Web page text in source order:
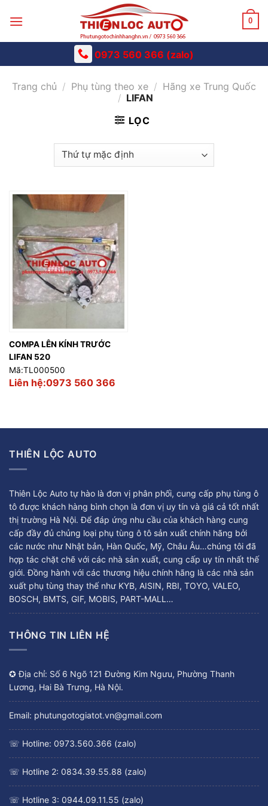
0
0973 560 366 (zalo)
Trang chủ / Phụ tùng theo xe / Hãng xe Trung Quốc
/ LIFAN
LỌC
COMPA LÊN KÍNH TRƯỚC
LIFAN 520
Mã:TL000500
Liên hệ:0973 560 366
THIÊN LỘC AUTO
Thiên Lộc Auto tự hào là đơn vị phân phối, cung cấp phụ tùng ô
tô được khách hàng bình chọn là đơn vị uy tín và giá cả tốt nhất
thị trường Hà Nội. Để đáp ứng nhu cầu của khách hàng cung
cấp đầy đủ chủng loại phụ tùng ô tô sản xuất chính hãng bởi
các nước như Nhật bản, Hàn Quốc, Mỹ, Châu Âu…chúng tôi đã
hợp tác chặt chẽ với các nhà sản xuất, cung cấp uy tín nhất thế
giới. Đồng hành với các thương hiệu chính hãng là các nhà sản
xuất phụ tùng thay thế như KYB, AISIN, RBI, TOYO, VALEO,
BOSCH, BMTS, GIF, MOBIS, PART-MALL…
THÔNG TIN LIÊN HỆ
✪ Địa chỉ: Số 6 Ngõ 121 Đường Kim Ngưu, Phường Thanh
Lương, Hai Bà Trưng, Hà Nội.
Email: phutungotogiatot.vn@gmail.com
☏ Hotline: 0973.560.366 (zalo)
☏ Hotline 2: 0834.39.55.88 (zalo)
☏ Hotline 3: 0944.09.11.55 (zalo)